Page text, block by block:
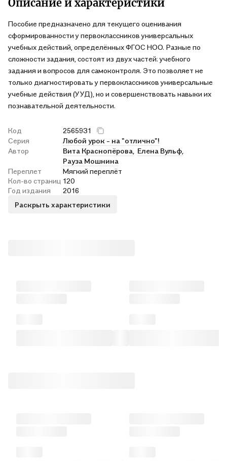
Описание и характеристики
Пособие предназначено для текущего оценивания
сформированности у первоклассников универсальных
учебных действий, определённых ФГОС НОО. Разные по
сложности задания, состоят из двух частей: учебного
задания и вопросов для самоконтроля. Это позволяет не
только диагностировать у первоклассников универсальные
учебные действия (УУД), но и совершенствовать навыки их
познавательной деятельности.
Код
2565931
Серия
Любой урок - на "отлично"!
Автор
Вита Краснопёрова, Елена Вульф,
Рауза Мошнина
Переплет
Мягкий переплёт
Кол-во страниц 120
Год издания
2016
Раскрыть характеристики